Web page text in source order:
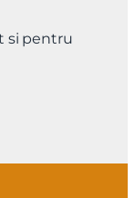
si pentru